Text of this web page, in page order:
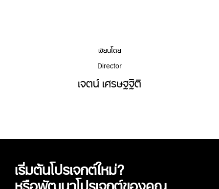
เขียนโดย
Director
เจตน์ เศรษฐฐิติ
เริ่มต้นโปรเจกต์ใหม่?
หรือพัฒนาโปรเจกต์ของคุณ